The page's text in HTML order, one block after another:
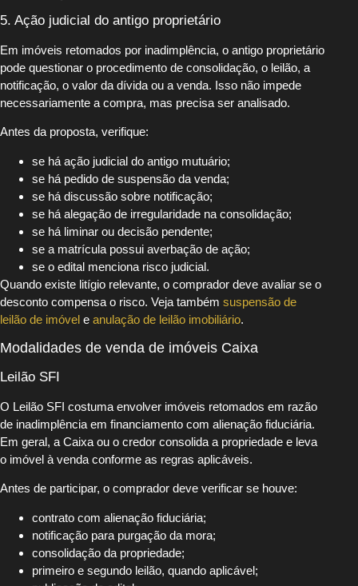
5. Ação judicial do antigo proprietário
Em imóveis retomados por inadimplência, o antigo proprietário
pode questionar o procedimento de consolidação, o leilão, a
notificação, o valor da dívida ou a venda. Isso não impede
necessariamente a compra, mas precisa ser analisado.
Antes da proposta, verifique:
se há ação judicial do antigo mutuário;
se há pedido de suspensão da venda;
se há discussão sobre notificação;
se há alegação de irregularidade na consolidação;
se há liminar ou decisão pendente;
se a matrícula possui averbação de ação;
se o edital menciona risco judicial.
Quando existe litígio relevante, o comprador deve avaliar se o
desconto compensa o risco. Veja também suspensão de
leilão de imóvel e anulação de leilão imobiliário.
Modalidades de venda de imóveis Caixa
Leilão SFI
O Leilão SFI costuma envolver imóveis retomados em razão
de inadimplência em financiamento com alienação fiduciária.
Em geral, a Caixa ou o credor consolida a propriedade e leva
o imóvel à venda conforme as regras aplicáveis.
Antes de participar, o comprador deve verificar se houve:
contrato com alienação fiduciária;
notificação para purgação da mora;
consolidação da propriedade;
primeiro e segundo leilão, quando aplicável;